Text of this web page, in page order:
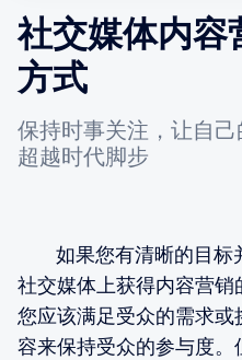
社交媒体内
方式
保持时事关注，让自
超越时代脚步
如果您有清晰的目标
社交媒体上获得内容营销
您应该满足受众的需求
容来保持受众的参与度。